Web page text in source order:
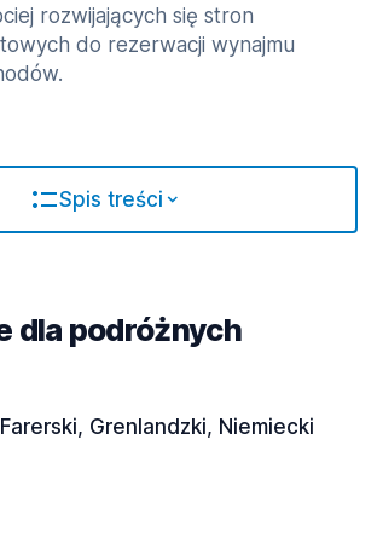
rozwijających się stron
do rezerwacji wynajmu
Spis treści
dla podróżnych
Grenlandzki, Niemiecki